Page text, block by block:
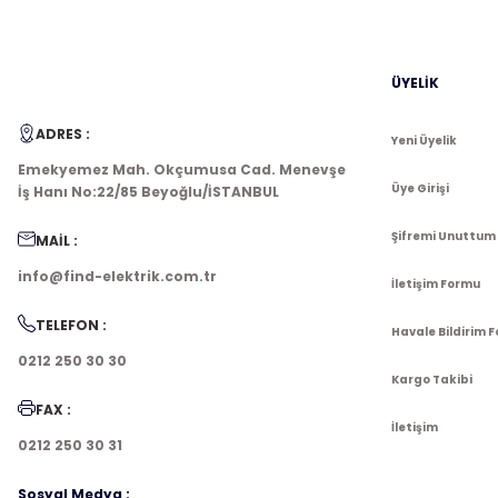
ADRES :
Emekyemez Mah. Okçumusa Cad. Menevşe
İş Hanı No:22/85 Beyoğlu/İSTANBUL
MAİL :
info@find-elektrik.com.tr
TELEFON :
0212 250 30 30
FAX :
0212 250 30 31
Sosyal Medya :
ÜYELİK
Yeni Üyelik
Üye Girişi
Şifremi Unuttum
İletişim Formu
Havale Bildirim
Kargo Takibi
İletişim